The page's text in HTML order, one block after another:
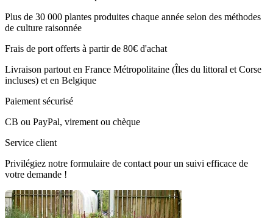
Plus de 30 000 plantes produites chaque année selon des méthodes
de culture raisonnée
Frais de port offerts à partir de 80€ d'achat
Livraison partout en France Métropolitaine (Îles du littoral et Corse
incluses) et en Belgique
Paiement sécurisé
CB ou PayPal, virement ou chèque
Service client
Privilégiez notre formulaire de contact pour un suivi efficace de
votre demande !